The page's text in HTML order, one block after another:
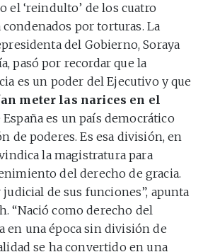
el ‘reindulto’ de los cuatro
condenados por torturas. La
del Gobierno, Soraya
pasó por recordar que la
es un poder del Ejecutivo y que
meter las narices en el
España es un país democrático
de poderes. Es esa división, en
la magistratura para
del derecho de gracia.
judicial de sus funciones”, apunta
“Nació como derecho del
en una época sin división de
se ha convertido en una